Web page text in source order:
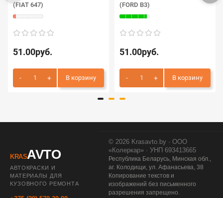
(FIAT 647)
51.00руб.
В корзину
(FORD B3)
51.00руб.
В корзину
KRASAVTO
АВТОКРАСКИ И
МАТЕРИАЛЫ ДЛЯ
КУЗОВНОГО РЕМОНТА
© 2026 Krasavto.by · ООО
«Колеркар» · УНП 693413665
Республика Беларусь, Минская обл.,
аг. Колодищи, ул. Афанасьева, 38
Копирование текстов и
изображений без письменного
разрешения запрещено.